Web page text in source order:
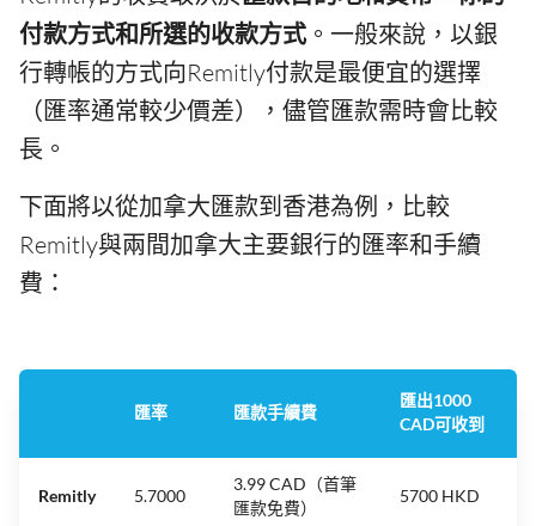
付款方式和所選的收款方式 。一般來說，以銀
行轉帳的方式向Remitly付款是最便宜的選擇
（匯率通常較少價差），儘管匯款需時會比較
長。
下面將以從加拿大匯款到香港為例，比較
Remitly與兩間加拿大主要銀行的匯率和手續
費：
匯率 匯款手續費
匯出1000
CAD可收到
Remitly 5.7000
3.99 CAD（首筆
匯款免費）
5700 HKD